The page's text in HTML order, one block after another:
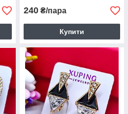
240 ₴/пара
Купити